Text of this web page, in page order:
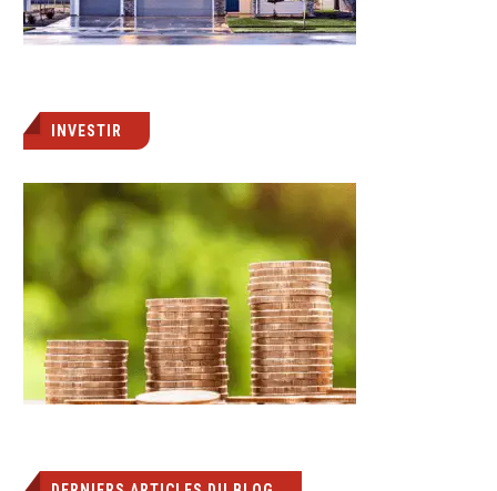
INVESTIR